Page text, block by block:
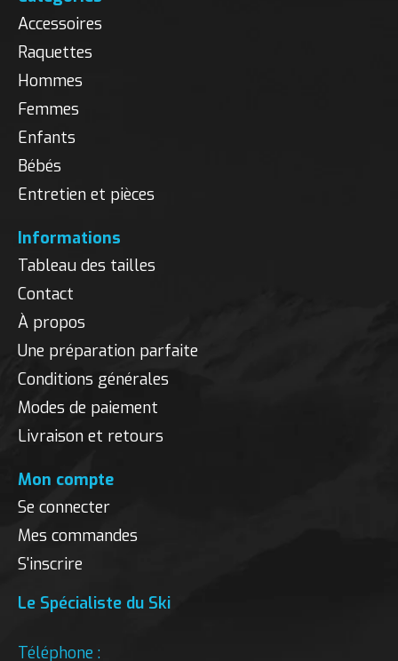
Accessoires
Raquettes
Hommes
Femmes
Enfants
Bébés
Entretien et pièces
Informations
Tableau des tailles
Contact
À propos
Une préparation parfaite
Conditions générales
Modes de paiement
Livraison et retours
Mon compte
Se connecter
Mes commandes
S'inscrire
Le Spécialiste du Ski
Téléphone :